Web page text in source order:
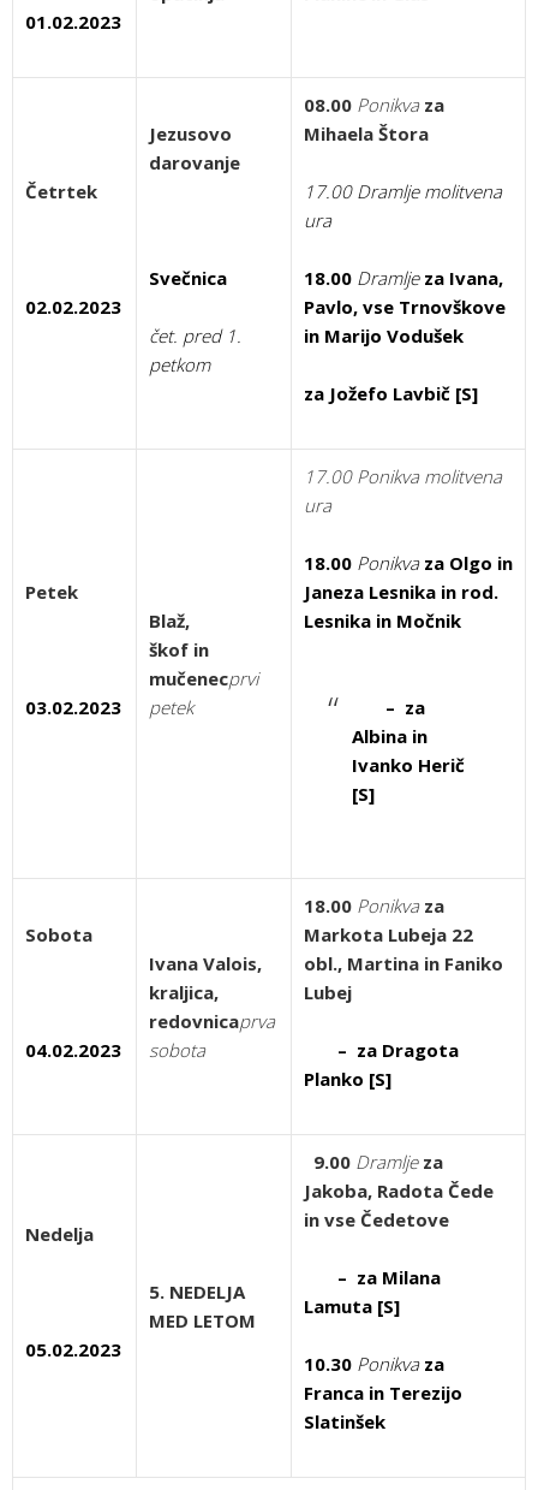
01.02.2023
Četrtek
02.02.2023
Jezusovo
darovanje
Svečnica
čet. pred 1.
petkom
08.00 Ponikvaza
Mihaela Štora
17.00 Dramlje molitvena
ura
18.00 Dramlje za Ivana,
Pavlo, vse Trnovškove
in Marijo Vodušek
za Jožefo Lavbič [S]
Petek
03.02.2023
Blaž,
škof in
mučenecprvi
petek
17.00 Ponikva molitvena
ura
18.00 Ponikva za Olgo in
Janeza Lesnika in rod.
Lesnika in Močnik
– za
Albina in
Ivanko Herič
[S]
Sobota
04.02.2023
Ivana Valois,
kraljica,
redovnicaprva
sobota
18.00 Ponikva za
Markota Lubeja 22
obl., Martina in Faniko
Lubej
– za Dragota
Planko [S]
Nedelja
05.02.2023
5. NEDELJA
MED LETOM
9.00 Dramljeza
Jakoba, Radota Čede
in vse Čedetove
– za Milana
Lamuta [S]
10.30 Ponikvaza
Franca in Terezijo
Slatinšek